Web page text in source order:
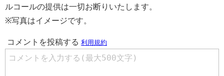
ルコールの提供は一切お断りいたします。
※写真はイメージです。